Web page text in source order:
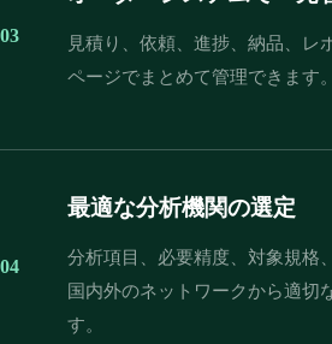
03
見積り、依頼、進捗、納品、レ
ページでまとめて管理できます。
04
最適な分析機関の選定
分析項目、必要精度、対象規格
国内外のネットワークから適切
す。